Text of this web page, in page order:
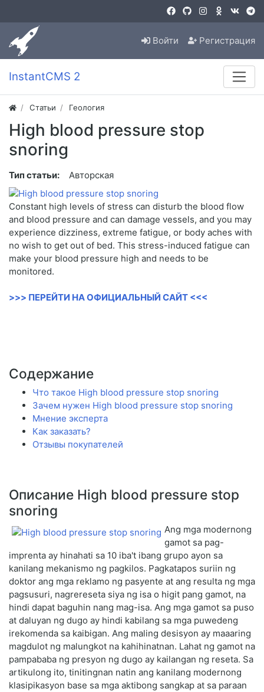
Войти Регистрация
InstantCMS 2
Статьи Геология
High blood pressure stop
snoring
Тип статьи: Авторская
Constant high levels of stress can disturb the blood flow
and blood pressure and can damage vessels, and you may
experience dizziness, extreme fatigue, or body aches with
no wish to get out of bed. This stress-induced fatigue can
make your blood pressure high and needs to be
monitored.
>>> ПЕРЕЙТИ НА ОФИЦИАЛЬНЫЙ САЙТ <<<
Содержание
Что такое High blood pressure stop snoring
Зачем нужен High blood pressure stop snoring
Мнение эксперта
Как заказать?
Отзывы покупателей
Описание High blood pressure stop
snoring
Ang mga modernong
gamot sa pag-
imprenta ay hinahati sa 10 iba't ibang grupo ayon sa
kanilang mekanismo ng pagkilos. Pagkatapos suriin ng
doktor ang mga reklamo ng pasyente at ang resulta ng mga
pagsusuri, nagrereseta siya ng isa o higit pang gamot, na
hindi dapat baguhin nang mag-isa. Ang mga gamot sa puso
at daluyan ng dugo ay hindi kabilang sa mga puwedeng
irekomenda sa kaibigan. Ang maling desisyon ay maaaring
magdulot ng malungkot na kahihinatnan. Lahat ng gamot na
pampababa ng presyon ng dugo ay kailangan ng reseta. Sa
artikulong ito, tinitingnan natin ang kanilang modernong
klasipikasyon base sa mga aktibong sangkap at sa paraan